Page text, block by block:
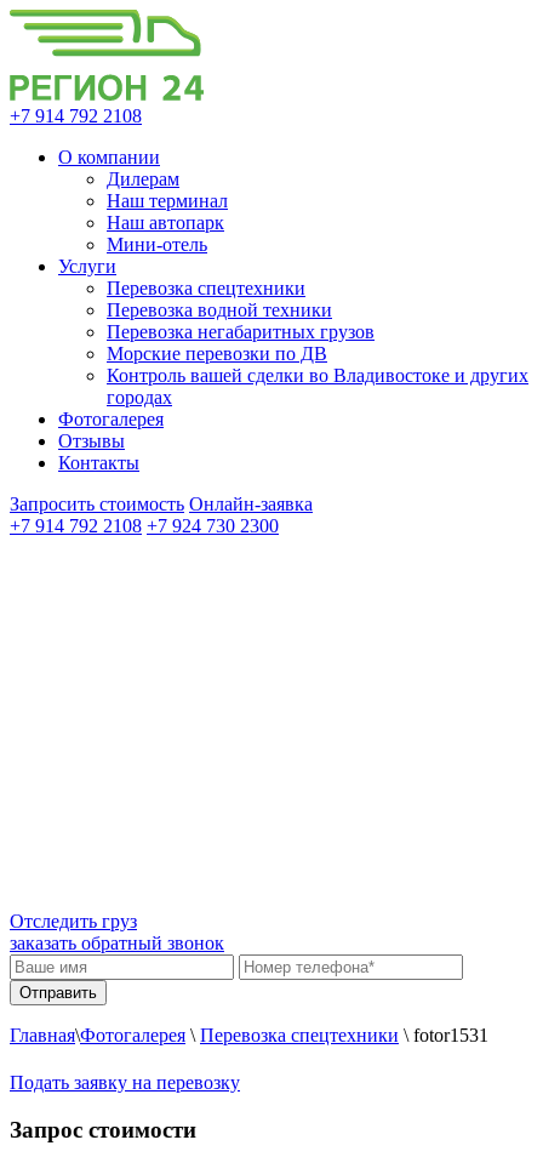
+7 914 792 2108
О компании
Дилерам
Наш терминал
Наш автопарк
Мини-отель
Услуги
Перевозка спецтехники
Перевозка водной техники
Перевозка негабаритных грузов
Морские перевозки по ДВ
Контроль вашей сделки во Владивостоке и других
городах
Фотогалерея
Отзывы
Контакты
Запросить стоимость Онлайн-заявка
+7 914 792 2108 +7 924 730 2300
Отследить груз
заказать обратный звонок
Главная\Фотогалерея \ Перевозка спецтехники \ fotor1531
Подать заявку на перевозку
Запрос стоимости